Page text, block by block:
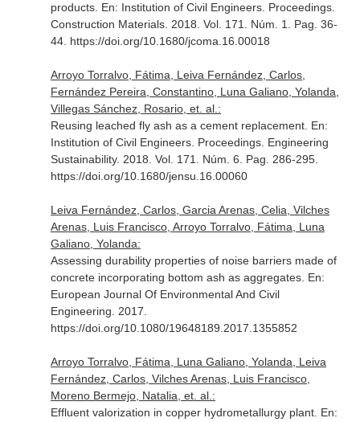
products. En: Institution of Civil Engineers. Proceedings.
Construction Materials. 2018. Vol. 171. Núm. 1. Pag. 36-
44. https://doi.org/10.1680/jcoma.16.00018
Arroyo Torralvo, Fátima, Leiva Fernández, Carlos,
Fernández Pereira, Constantino, Luna Galiano, Yolanda,
Villegas Sánchez, Rosario, et. al.:
Reusing leached fly ash as a cement replacement. En:
Institution of Civil Engineers. Proceedings. Engineering
Sustainability. 2018. Vol. 171. Núm. 6. Pag. 286-295.
https://doi.org/10.1680/jensu.16.00060
Leiva Fernández, Carlos, Garcia Arenas, Celia, Vilches
Arenas, Luis Francisco, Arroyo Torralvo, Fátima, Luna
Galiano, Yolanda:
Assessing durability properties of noise barriers made of
concrete incorporating bottom ash as aggregates. En:
European Journal Of Environmental And Civil
Engineering . 2017.
https://doi.org/10.1080/19648189.2017.1355852
Arroyo Torralvo, Fátima, Luna Galiano, Yolanda, Leiva
Fernández, Carlos, Vilches Arenas, Luis Francisco,
Moreno Bermejo, Natalia, et. al.:
Effluent valorization in copper hydrometallurgy plant. En: